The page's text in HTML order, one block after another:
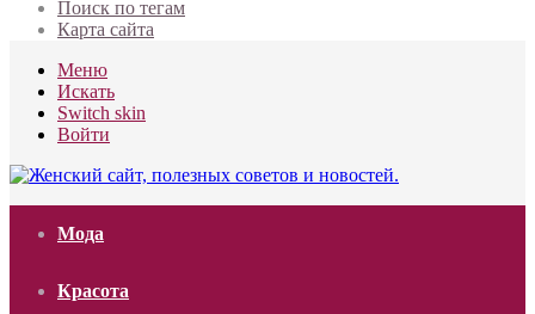
Поиск по тегам
Карта сайта
Меню
Искать
Switch skin
Войти
Мода
Красота